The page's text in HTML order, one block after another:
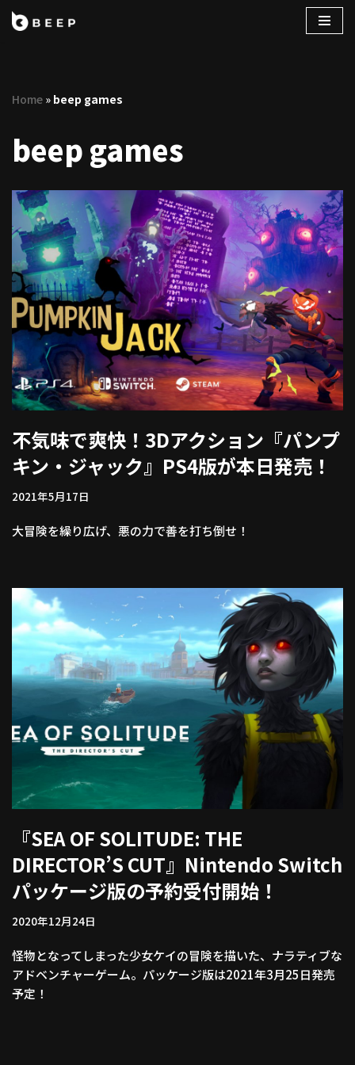
ン
へ
ス
ッ
プ
Home » beep games
beep games
不気味で爽快！3Dアクション『パンプ
キン・ジャック』PS4版が本日発売！
2021年5月17日
大冒険を繰り広げ、悪の力で善を打ち倒せ！
『SEA OF SOLITUDE: THE
DIRECTOR’S CUT』Nintendo Switch
パッケージ版の予約受付開始！
2020年12月24日
怪物となってしまった少女ケイの冒険を描いた、ナラティブな
アドベンチャーゲーム。パッケージ版は2021年3月25日発売
予定！